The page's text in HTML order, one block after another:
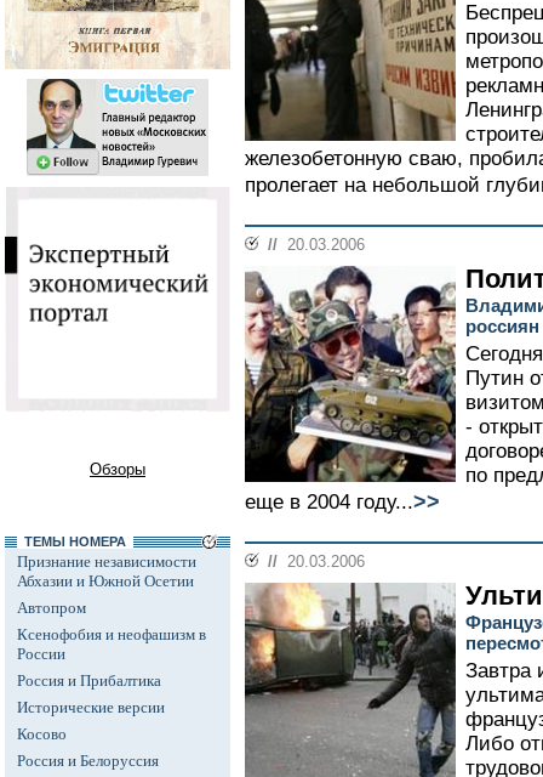
Обзоры
ТЕМЫ НОМЕРА
Признание независимости
Абхазии и Южной Осетии
Автопром
Ксенофобия и неофашизм в
России
Россия и Прибалтика
Исторические версии
Косово
Россия и Белоруссия
железобетонную сваю,
пролегает на небольшой
// 20.03.2006
россиян
Путин
-
по
еще в 2004 году...>>
// 20.03.2006
Завтра
Либо